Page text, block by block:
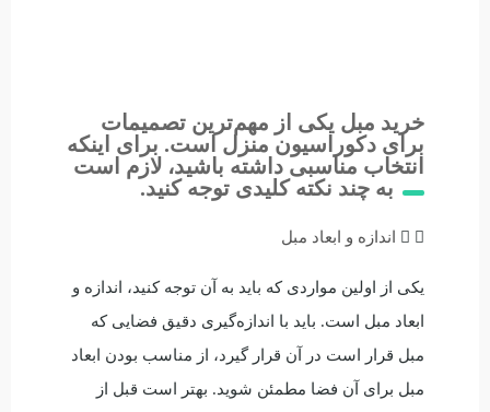
خرید مبل یکی از مهم‌ترین تصمیمات
برای دکوراسیون منزل است. برای اینکه
انتخاب مناسبی داشته باشید، لازم است
به چند نکته کلیدی توجه کنید.
اندازه و ابعاد مبل
یکی از اولین مواردی که باید به آن توجه کنید، اندازه و
ابعاد مبل است. باید با اندازه‌گیری دقیق فضایی که
مبل قرار است در آن قرار گیرد، از مناسب بودن ابعاد
مبل برای آن فضا مطمئن شوید. بهتر است قبل از